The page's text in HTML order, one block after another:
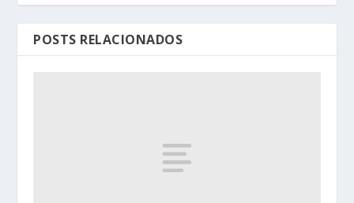
POSTS RELACIONADOS